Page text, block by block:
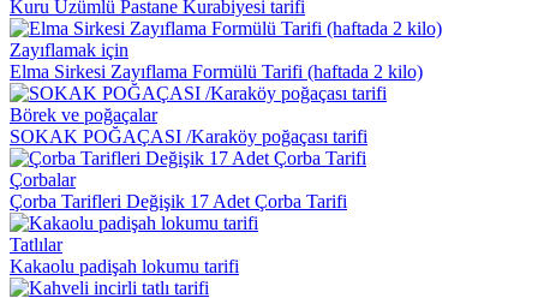
Kuru Üzümlü Pastane Kurabiyesi tarifi
Zayıflamak için
Elma Sirkesi Zayıflama Formülü Tarifi (haftada 2 kilo)
Börek ve poğaçalar
SOKAK POĞAÇASI /Karaköy poğaçası tarifi
Çorbalar
Çorba Tarifleri Değişik 17 Adet Çorba Tarifi
Tatlılar
Kakaolu padişah lokumu tarifi